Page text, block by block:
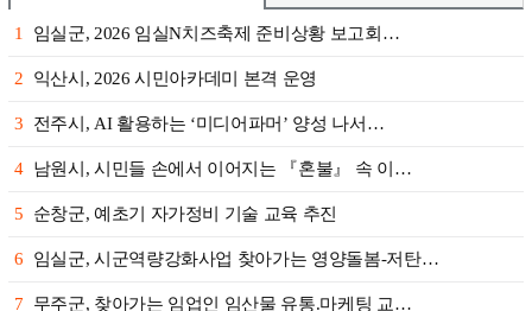
1 임실군, 2026 임실N치즈축제 준비상황 보고회…
2 익산시, 2026 시민아카데미 본격 운영
3 전주시, AI 활용하는 ‘미디어파머’ 양성 나서…
4 남원시, 시민들 손에서 이어지는 『혼불』 속 이…
5 순창군, 예초기 자가정비 기술 교육 추진
6 임실군, 시군역량강화사업 찾아가는 영양돌봄-저탄…
7 무주군, 찾아가는 임업인 임산물 유통.마케팅 교…